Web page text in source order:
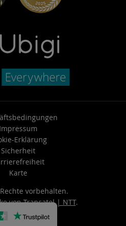
Impressum
Erklärung
Sicherheit
Karte
vorbehalten.
vonTransatel | NTT.